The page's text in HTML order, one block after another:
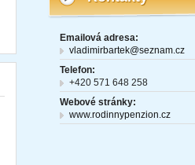
Emailová adresa:
vladimirbartek@seznam.cz
Telefon:
+420 571 648 258
Webové stránky:
www.rodinnypenzion.cz